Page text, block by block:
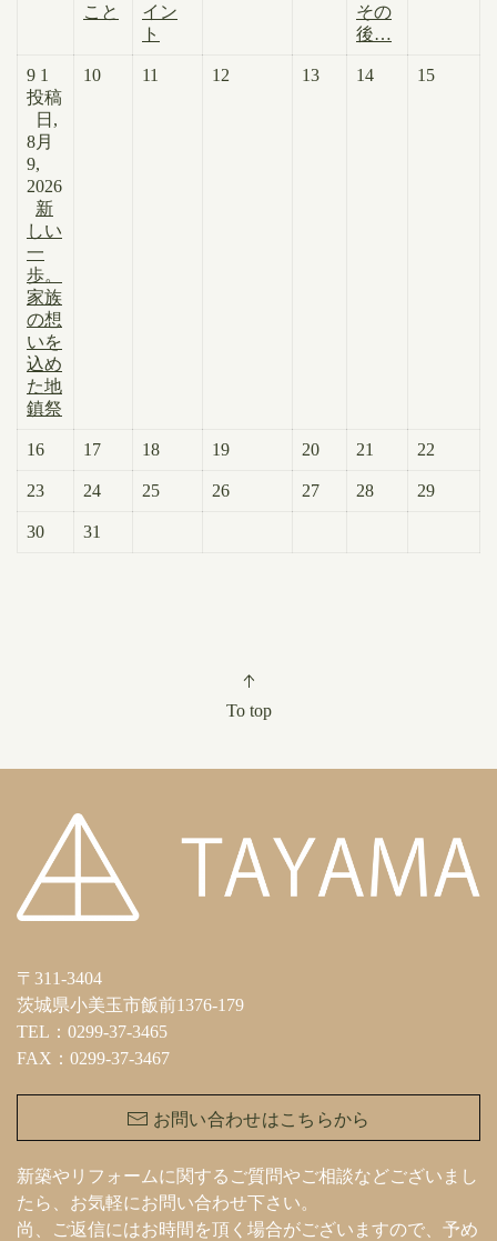
こと
イン
ト
その
後…
9 1
投稿
日,
8月
9,
2026
新
しい
一
歩。
家族
の想
いを
込め
た地
鎮祭
10 11 12 13 14 15
16 17 18 19 20 21 22
23 24 25 26 27 28 29
30 31
To top
〒311-3404
茨城県小美玉市飯前1376-179
TEL：0299-37-3465
FAX：0299-37-3467
お問い合わせはこちらから
新築やリフォームに関するご質問やご相談などございまし
たら、お気軽にお問い合わせ下さい。
尚、ご返信にはお時間を頂く場合がございますので、予め